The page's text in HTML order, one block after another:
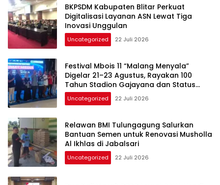
BKPSDM Kabupaten Blitar Perkuat
Digitalisasi Layanan ASN Lewat Tiga
Inovasi Unggulan
Uncategorized 22 Juli 2026
Festival Mbois 11 “Malang Menyala”
Digelar 21–23 Agustus, Rayakan 100
Tahun Stadion Gajayana dan Status
UNESCO
Uncategorized 22 Juli 2026
Relawan BMI Tulungagung Salurkan
Bantuan Semen untuk Renovasi Musholla
Al Ikhlas di Jabalsari
Uncategorized 22 Juli 2026